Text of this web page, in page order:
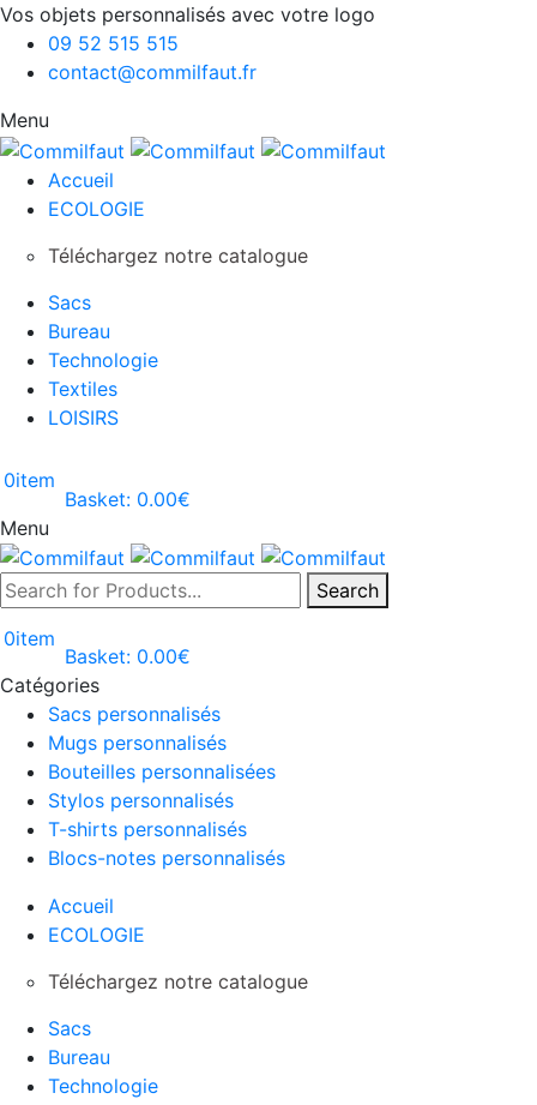
Vos objets personnalisés avec votre logo
09 52 515 515
contact@commilfaut.fr
Menu
Accueil
ECOLOGIE
Téléchargez notre catalogue
Sacs
Bureau
Technologie
Textiles
LOISIRS
0item
Basket: 0.00€
Menu
Search
0item
Basket: 0.00€
Catégories
Sacs personnalisés
Mugs personnalisés
Bouteilles personnalisées
Stylos personnalisés
T-shirts personnalisés
Blocs-notes personnalisés
Accueil
ECOLOGIE
Téléchargez notre catalogue
Sacs
Bureau
Technologie